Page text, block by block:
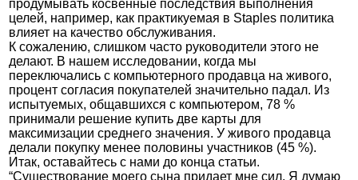
продумывать косвенные последствия выполнения
целей, например, как практикуемая в Staples политика
влияет на качество обслуживания.
К сожалению, слишком часто руководители этого не
делают. В нашем исследовании, когда мы
переключались с компьютерного продавца на живого,
процент согласия покупателей значительно падал. Из
испытуемых, общавшихся с компьютером, 78 %
принимали решение купить две карты для
максимизации среднего значения. У живого продавца
делали покупку менее половины участников (45 %).
Итак, оставайтесь с нами до конца статьи.
“Существование моего сына придает мне сил. Я думаю